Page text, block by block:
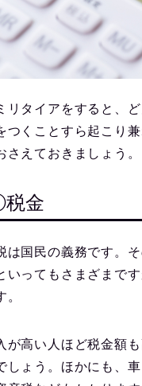
リタイアをすると、
つくことすら起こり
さえておきましょう。
金
は国民の義務です。
いってもさまざまで
。
が高い人ほど税金額も
しょう。ほかにも、